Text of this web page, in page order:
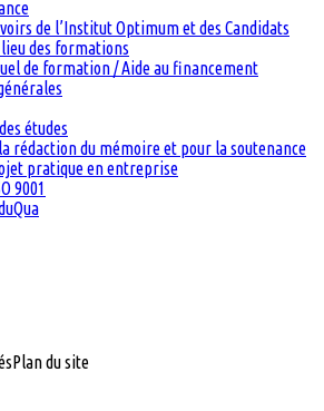
de l’Institut Optimum et des Candidats
des formations
de formation / Aide au financement
études
rédaction du mémoire et pour la soutenance
pratique en entreprise
9001
Plan du site